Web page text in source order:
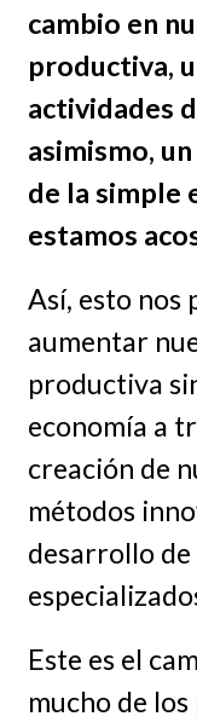
cambio en
productiva,
actividades
asimismo,
de la simple
estamos
Así, esto nos
aumentar
productiva
economía a
creación de
métodos
desarrollo
Este es el
mucho de